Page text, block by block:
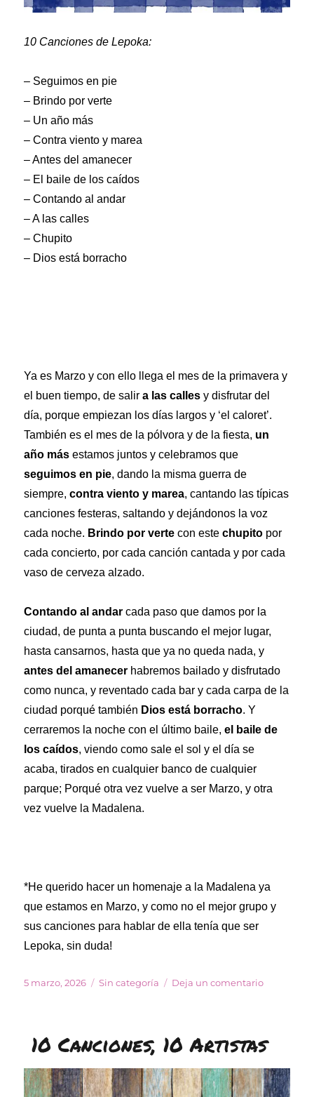
10 Canciones de Lepoka:
– Seguimos en pie
– Brindo por verte
– Un año más
– Contra viento y marea
– Antes del amanecer
– El baile de los caídos
– Contando al andar
– A las calles
– Chupito
– Dios está borracho
Ya es Marzo y con ello llega el mes de la primavera y
el buen tiempo, de salira las calles y disfrutar del
día, porque empiezan los días largos y ‘el caloret’.
También es el mes de la pólvora y de la fiesta, un
año más estamos juntos y celebramos que
seguimos en pie, dando la misma guerra de
siempre,contra viento y marea, cantando las típicas
canciones festeras, saltando y dejándonos la voz
cada noche. Brindo por verte con estechupito por
cada concierto, por cada canción cantada y por cada
vaso de cerveza alzado.
Contando al andar cada paso que damos por la
ciudad, de punta a punta buscando el mejor lugar,
hasta cansarnos, hasta que ya no queda nada, y
antes del amanecer habremos bailado y disfrutado
como nunca, y reventado cada bar y cada carpa de la
ciudad porqué también Dios está borracho. Y
cerraremos la noche con el último baile,el baile de
los caídos, viendo como sale el sol y el día se
acaba, tirados en cualquier banco de cualquier
parque; Porqué otra vez vuelve a ser Marzo, y otra
vez vuelve la Madalena.
*He querido hacer un homenaje a la Madalena ya
que estamos en Marzo, y como no el mejor grupo y
sus canciones para hablar de ella tenía que ser
Lepoka, sin duda!
Publicado
5 marzo, 2026 Categorías
Sin categoría Deja un comentarioen
VIII
10 Canciones, 10 Artistas